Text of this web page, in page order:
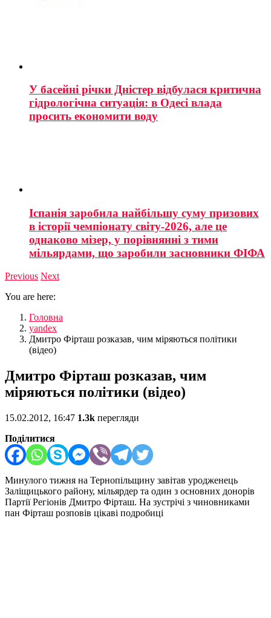
У басейні річки Дністер відбулася критична
гідрологічна ситуація: в Одесі влада
просить економити воду
Іспанія заробила найбільшу суму призових
в історії чемпіонату світу-2026, але це
однаково мізер, у порівнянні з тими
мільярдами, що заробили засновники ФІФА
Previous Next
You are here:
Головна
yandex
Дмитро Фірташ розказав, чим міряються політики
(відео)
Дмитро Фірташ розказав, чим
міряються політики (відео)
15.02.2012, 16:47 1.3k перегляди
Поділитися
Минулого тижня на Тернопільщину завітав уродженець
Заліщицького району, мільярдер та один з основних донорів
Партії Регіонів Дмитро Фірташ. На зустрічі з чиновниками
пан Фірташ розповів цікаві подробиці